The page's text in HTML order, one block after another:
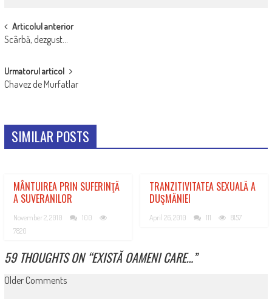
POST
NAVIGATION
Articolul anterior
Scârbă, dezgust…
Urmatorul articol
Chavez de Murfatlar
SIMILAR POSTS
MÂNTUIREA PRIN SUFERINŢĂ
A SUVERANILOR
November 2, 2010
100
7820
TRANZITIVITATEA SEXUALĂ A
DUŞMĂNIEI
April 26, 2010 111 8157
59 THOUGHTS ON “EXISTĂ OAMENI CARE…”
COMMENT
Older Comments